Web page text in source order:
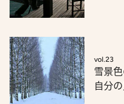
vol.23
雪景
自分